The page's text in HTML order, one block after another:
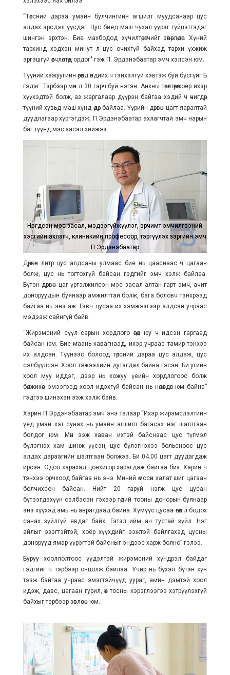
“Төрсний дараа умайн булчингийн агшилт муудсанаар цус
алдах эрсдэл үүсдэг. Цус биед маш чухал үүрэг гүйцэтгэдэг
шингэн эрхтэн. Бие махбодод хүчилтөрөгчийг зөөвөрлөдөг. Хүний
тархинд хэдхэн минут л цус очихгүй байхад тархи үхжиж
эргэшгүй өөрчлөлтөд ордог" гэж П. Эрдэнэбаатар эмч хэлсэн юм.
Түүний хажуугийн өрөөнд өндийх ч тэнхэлгүй хэвтэж буй бүсгүйг Б
гэдэг. Тэрбээр мөн л 30 гарч буй нэгэн. Анхны төрөлтөөрөө хоёр ихэр
хүүхэдтэй болж, аз жаргалаар дүүрэн байгаа хэдий ч өчигдөр
түүний хувьд маш хүнд өдөр байлаа. Үүрийн дөрвөн цагт яаралтай
дуудлагаар хүргэгдэж, П.Эрдэнэбаатар ахлагчтай эмч нарын
баг түүнд мэс засал хийжээ.
Нэгдсэн мэс засал, мэдээгүйжүүлэг, эрчимт эмчилгээний
хэсгийн ахлагч, клиникийн профессор, тэргүүлэх зэргийн эмч
П.Эрдэнэбаатар
Нэгдсэн мэс засал, мэдээгүйжүүлэг, эрчимт эмчилгээний
хэсгийн ахлагч, клиникийн профессор, тэргүүлэх зэргийн эмч
П.Эрдэнэбаатар
Дөрвөн литр цус алдсаны улмаас бие нь цааснаас ч цагаан
болж, цус нь тогтохгүй байсан гэдгийг эмч хэлж байлаа.
Бүтэн дөрвөн цаг үргэлжилсэн мэс засал алтан гарт эмч, ачит
доноруудын буянаар амжилттай болж, бага боловч тэнхрээд
байгаа нь энэ аж. Гэвч цусаа их хэмжээгээр алдсан учраас
мэдээж сайнгүй байв.
“Жирэмсний сүүл сарын хордлого өгөөд юу ч идсэн гаргаад
байсан юм. Бие маань хавагнаад, ихэр учраас тамир тэнхээ
их алдсан. Түүнээс болоод төрсний дараа цус алдаж, цус
сэлбүүлсэн. Хоол тэжээлийн дутагдал байна гэсэн. Би угийн
хоол муу иддэг, дээр нь хожуу үеийн хордлогоос болж
бөөлжихөөс эмээгээд хоол идэхгүй байсан нь нөлөөлдөг юм байна”
гэдгээ шинэхэн ээж хэлж байв.
Харин П.Эрдэнэбаатар эмч энэ талаар “Ихэр жирэмслэлтийн
үед умай хэт сунах нь умайн агшилт багасах нэг шалтгаан
болдог юм. Мөн ээж хаван ихтэй байснаас цус түгмэл
бүлэгнэх хам шинж үүсэн, цус бүлэгнэхээ больсноос цус
алдах дараагийн шалтгаан болжээ. Би 04.00 цагт дуудагдаж
ирсэн. Одоо харахад цонхигор харагдаж байгаа биз. Харин ч
тэнхээ орчхоод байгаа нь энэ. Миний өмссөн халат шиг цагаан
болчихсон байсан. Нийт 20 гаруй нэгж цус цусан
бүтээгдэхүүн сэлбэсэн гэхээр төдий тооны донорын буянаар
энэ хүүхэд амь нь аврагдаад байна. Хүмүүс цусаа өгөөд л бодох
санах зүйлгүй явдаг байх. Гэтэл ийм ач тустай зүйл. Нэг
айлыг эзэгтэйтэй, хоёр хүүхдийг ээжтэй байлгахад цусны
донорууд ямар үүрэгтэй байсныг эндээс харж болно” гэлээ.
Буруу хооллолтоос үүдэлтэй жирэмсний хүндрэл байдаг
гэдгийг ч тэрбээр онцолж байлаа. Учир нь бүхэл бүтэн хүн
тээж байгаа учраас эмэгтэйчүүд уураг, амин дэмтэй хоол
идэж, давс, цагаан гурил, өөх тосны хэрэглээгээ хэтрүүлэхгүй
байхыг тэрбээр зөвлөсөн юм.